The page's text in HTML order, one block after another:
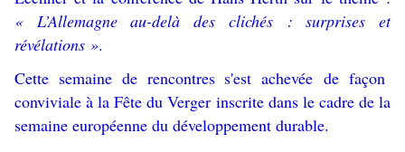
« L’Allemagne au-delà des clichés : surprises et
révélations ».
Cette semaine de rencontres s'est achevée de façon
conviviale à la Fête du Verger inscrite dans le cadre de la
semaine européenne du développement durable.